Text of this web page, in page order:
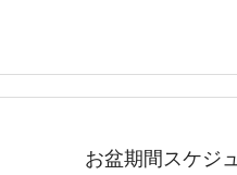
お盆期間スケジ